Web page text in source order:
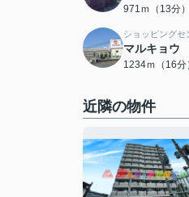
971ｍ（13分）
ショッピングセ
マルキョウ
1234ｍ（16分
近隣の物件